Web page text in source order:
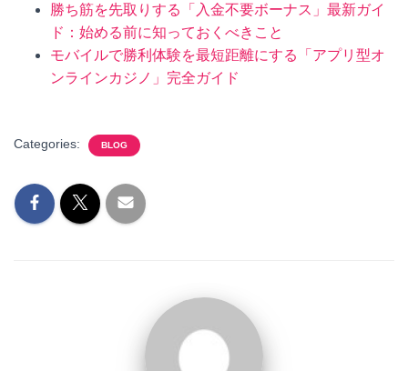
勝ち筋を先取りする「入金不要ボーナス」最新ガイ
ド：始める前に知っておくべきこと
モバイルで勝利体験を最短距離にする「アプリ型オ
ンラインカジノ」完全ガイド
Categories: BLOG